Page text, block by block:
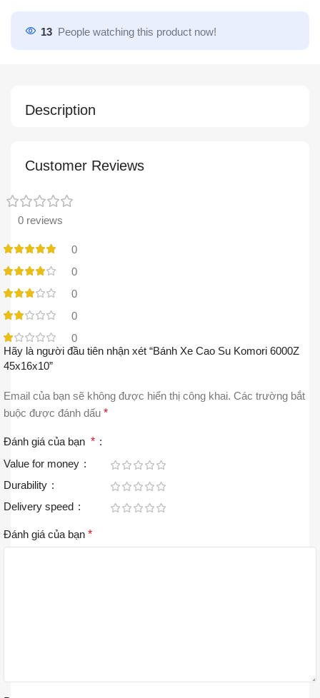
13 People watching this product now!
Description
Customer Reviews
0 reviews
0
0
0
0
0
Hãy là người đầu tiên nhận xét “Bánh Xe Cao Su Komori 6000Z
45x16x10”
Email của bạn sẽ không được hiển thị công khai. Các trường bắt
buộc được đánh dấu *
Đánh giá của bạn *
Value for money
Durability
Delivery speed
Đánh giá của bạn *